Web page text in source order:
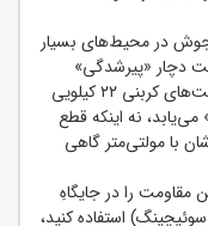
جوش در محیط‌های بسیار
دچار «پیرشدگی»
می‌شوند. برخلاف مقاومت‌های سیمی، مقاومت‌های کربنی ۲۲ کیلویی
نه اینکه قطع
با مولتی‌متر گاهی
مقاومت را در جایگاهِ
استفاده کنید،